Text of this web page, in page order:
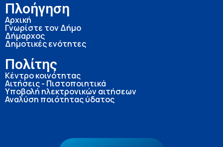
Πλοήγηση
Αρχική
Γνωρίστε τον Δήμο
Δήμαρχος
Δημοτικές ενότητες
Πολίτης
Κέντρο κοινότητας
Αιτήσεις - Πιστοποιητικά
Υποβολή ηλεκτρονικών αιτήσεων
Αναλύση ποιότητας ύδατος